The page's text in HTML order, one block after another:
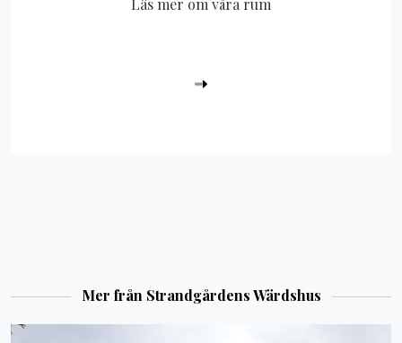
Läs mer om våra rum
Mer från Strandgårdens Wärdshus